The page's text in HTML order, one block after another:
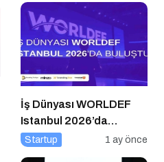
İş Dünyası WORLDEF
Istanbul 2026’da
Buluştu
Startup 1 ay önce